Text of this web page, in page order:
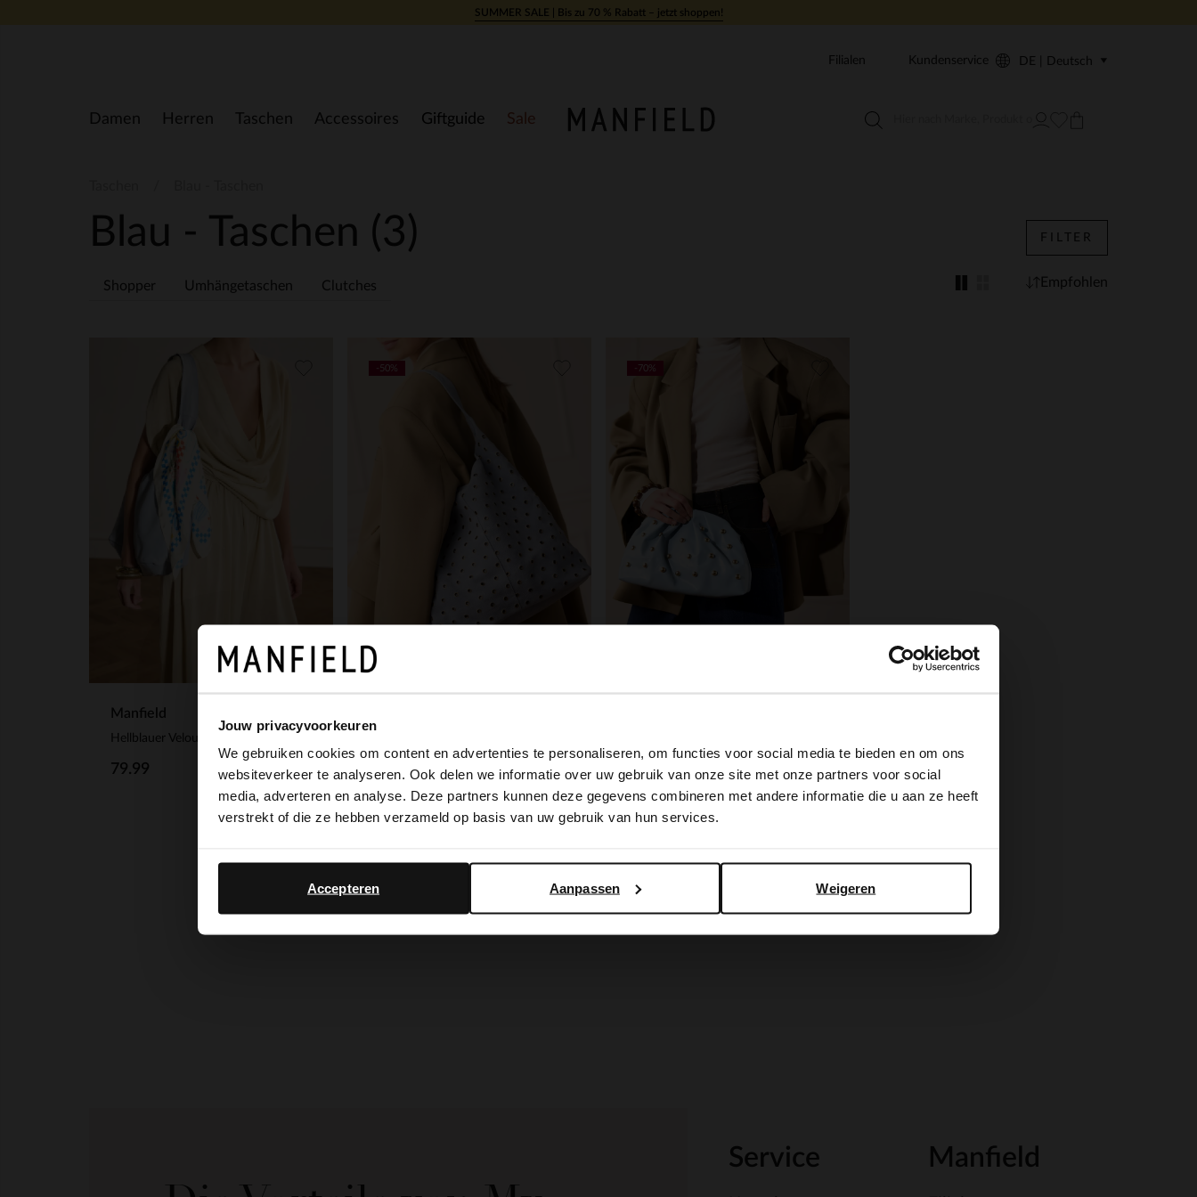
Jouw privacyvoorkeuren
We gebruiken cookies om content en advertenties te personaliseren, om functies voor social media te bieden en om ons
websiteverkeer te analyseren. Ook delen we informatie over uw gebruik van onze site met onze partners voor social
media, adverteren en analyse. Deze partners kunnen deze gegevens combineren met andere informatie die u aan ze heeft
verstrekt of die ze hebben verzameld op basis van uw gebruik van hun services.
Weigeren
Aanpassen
Accepteren
SUMMER SALE | Bis zu 70 % Rabatt – jetzt shoppen!
Damen Herren Taschen Accessoires Giftguide Sale
Filialen Kundenservice DE | Deutsch
Blau - Taschen (3)
Shopper Umhängetaschen Clutches
FILTER
Empfohlen
Manfield
Hellblauer Veloursleder-Shopper
79.99
Manfield
Hellblaue Veloursleder-Schultertasche mit silberfarbenen Nieten
150.00
75.00
-50%
35.99
10.80
-70%
Service Manfield
×
It looks like your language isn't Dutch. Would you like to